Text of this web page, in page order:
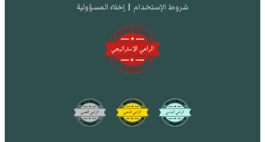
شروط الإستخدام | إخلاء المسؤولية